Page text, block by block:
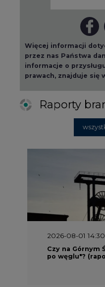
po węglu"?
2026-08-01 13:00
Wyszedł
klimatu w